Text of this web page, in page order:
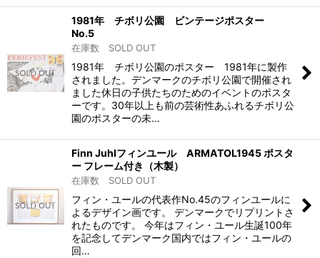
1981年 チボリ公園 ビンテージポスター
No.5
在庫数 SOLD OUT
1981年 チボリ公園のポスター 1981年に製作
されました。デンマークのチボリ公園で開催され
ました休日の子供たちのためのイベントのポスタ
ーです。30年以上も前の芸術性あふれるチボリ公
園のポスターの未…
Finn Juhlフィンユール ARMATOL1945 ポスタ
ー フレーム付き（木製）
在庫数 SOLD OUT
フィン・ユールの代表作No.45のフィンユールに
よるデザイン画です。 デンマークでリプリントさ
れたものです。 今年はフィン・ユール生誕100年
を記念してデンマーク国内ではフィン・ユールの
回…